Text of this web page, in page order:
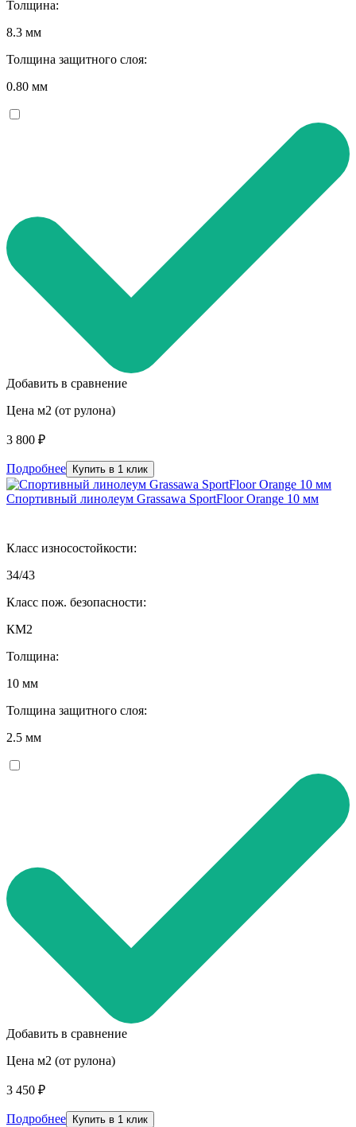
Толщина:
8.3 мм
Толщина защитного слоя:
0.80 мм
Добавить в сравнение
Цена м2 (от рулона)
3 800 ₽
Подробнее Купить в 1 клик
Спортивный линолеум Grassawa SportFloor Orange 10 мм
Класс износостойкости:
34/43
Класс пож. безопасности:
КМ2
Толщина:
10 мм
Толщина защитного слоя:
2.5 мм
Добавить в сравнение
Цена м2 (от рулона)
3 450 ₽
Подробнее Купить в 1 клик